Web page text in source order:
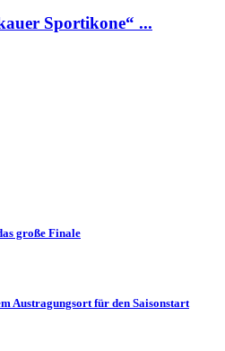
Sportikone“ ...
große Finale
Austragungsort für den Saisonstart